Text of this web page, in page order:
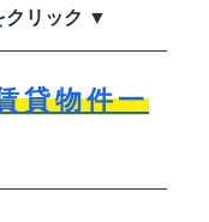
クリック ▼
貸物件一